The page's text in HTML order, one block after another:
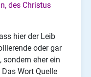
des Christus
hier der Leib
oder gar
eher ein
Das Wort Quelle